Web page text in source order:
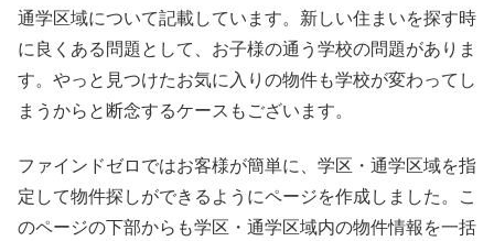
通学区域について記載しています。新しい住まいを探す時
に良くある問題として、お子様の通う学校の問題がありま
す。やっと見つけたお気に入りの物件も学校が変わってし
まうからと断念するケースもございます。
ファインドゼロではお客様が簡単に、学区・通学区域を指
定して物件探しができるようにページを作成しました。こ
のページの下部からも学区・通学区域内の物件情報を一括